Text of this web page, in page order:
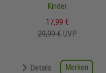
Kinder
17,99 €
29,99 € UVP
Details Merken